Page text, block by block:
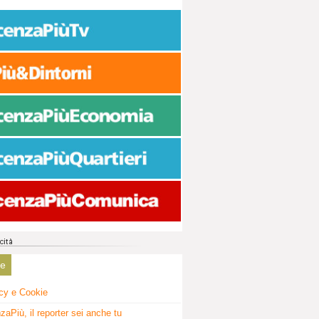
e Cookie
il reporter sei anche tu